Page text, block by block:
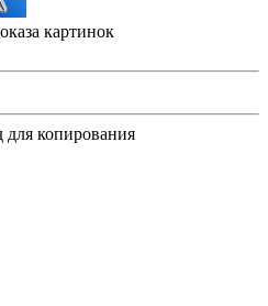
картинок
для копирования